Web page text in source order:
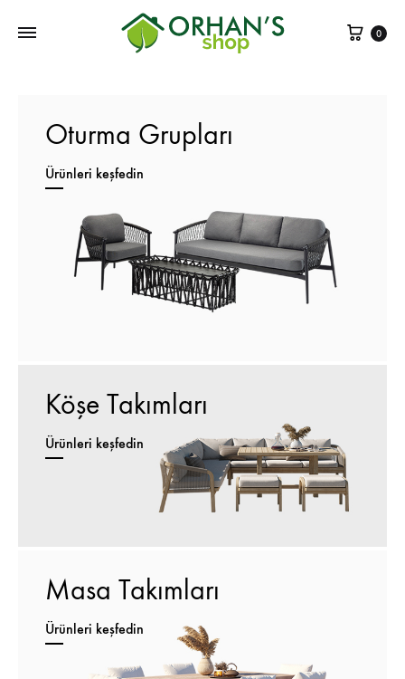
Sepet
0
Oturma Grupları
Ürünleri keşfedin
Köşe Takımları
Ürünleri keşfedin
Masa Takımları
Ürünleri keşfedin